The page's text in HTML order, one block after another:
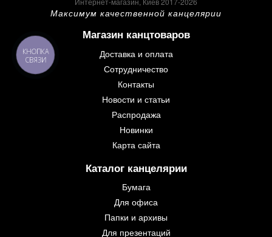
Максимум качественной канцелярии
Магазин канцтоваров
Доставка и оплата
Сотрудничество
Контакты
Новости и статьи
Распродажа
Новинки
Карта сайта
Каталог канцелярии
Бумага
Для офиса
Папки и архивы
Для презентаций
КНОПКА
СВЯЗИ